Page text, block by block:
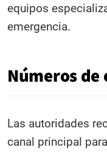
equipos
emergencia.
Números de
Las autoridades
canal principal